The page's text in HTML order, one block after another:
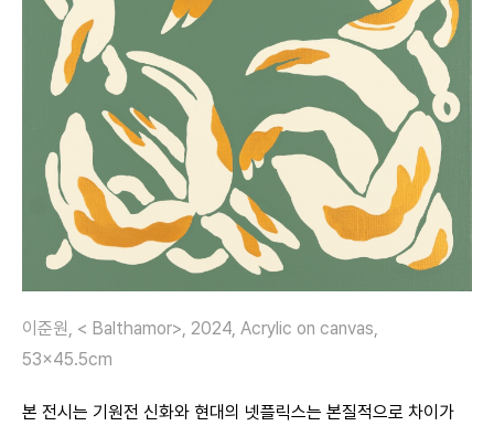
이준원, < Balthamor>, 2024, Acrylic on canvas,
53×45.5cm
본 전시는 기원전 신화와 현대의 넷플릭스는 본질적으로 차이가